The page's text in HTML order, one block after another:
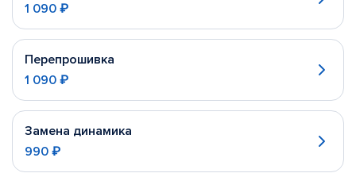
1 090 ₽
Перепрошивка
1 090 ₽
Замена динамика
990 ₽